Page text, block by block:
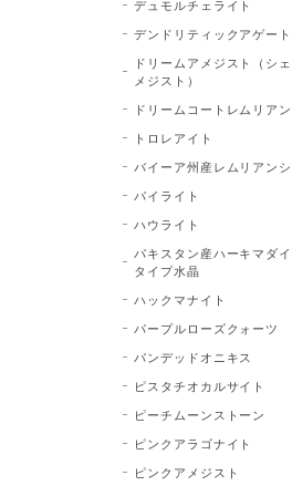
デュモルチェライト
デンドリティックアゲート
ドリームアメジスト（シ
メジスト）
ドリームコートレムリアン
トロレアイト
バイーア州産レムリアン
パイライト
ハウライト
パキスタン産ハーキマダ
タイプ水晶
ハックマナイト
パープルローズクォーツ
バンデッドオニキス
ピスタチオカルサイト
ピーチムーンストーン
ピンクアラゴナイト
ピンクアメジスト